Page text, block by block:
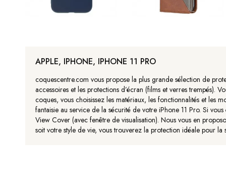
APPLE, IPHONE, IPHONE 11 PRO
coquescentre.com vous propose la plus grande sélection de
accessoires et les protections d’écran (films et verres trempés).
coques, vous choisissez les matériaux, les fonctionnalités et les
fantaisie au service de la sécurité de votre iPhone 11 Pro. Si
View Cover (avec fenêtre de visualisation). Nous vous en
soit votre style de vie, vous trouverez la protection idéale pour